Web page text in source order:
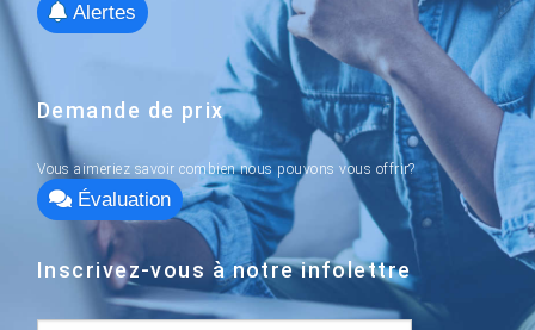
Alertes
Demande de prix
Vous aimeriez savoir combien nous pouvons vous offrir?
Évaluation
Inscrivez-vous à notre infolettre